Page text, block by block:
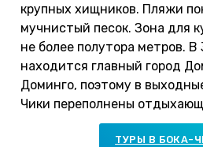
крупных хищников. Пляжи
мучнистый песок. Зона для
не более полутора метров. В
находится главный город
Доминго, поэтому в
Чики переполнены
ТУРЫ В БОКА-